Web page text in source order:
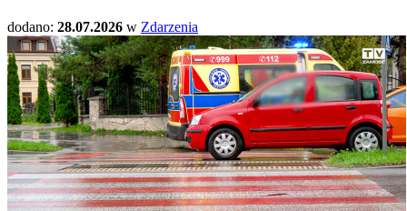
dodano: 28.07.2026 w Zdarzenia